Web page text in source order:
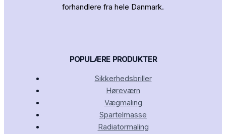
forhandlere fra hele Danmark.
POPULÆRE PRODUKTER
Sikkerhedsbriller
Høreværn
Vægmaling
Spartelmasse
Radiatormaling